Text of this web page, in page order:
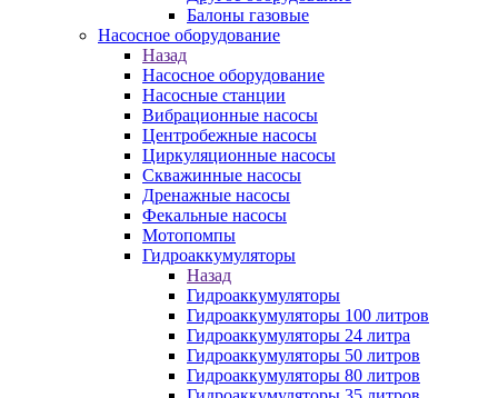
Балоны газовые
Насосное оборудование
Назад
Насосное оборудование
Насосные станции
Вибрационные насосы
Центробежные насосы
Циркуляционные насосы
Скважинные насосы
Дренажные насосы
Фекальные насосы
Мотопомпы
Гидроаккумуляторы
Назад
Гидроаккумуляторы
Гидроаккумуляторы 100 литров
Гидроаккумуляторы 24 литра
Гидроаккумуляторы 50 литров
Гидроаккумуляторы 80 литров